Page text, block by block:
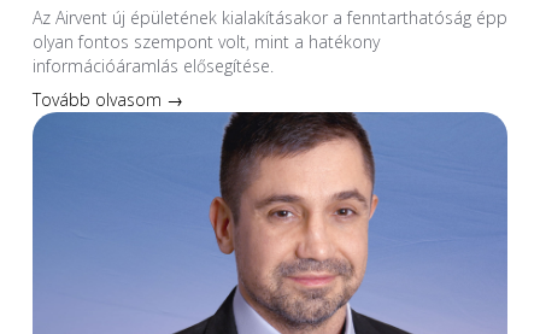
Az Airvent új épületének kialakításakor a fenntarthatóság épp
olyan fontos szempont volt, mint a hatékony
információáramlás elősegítése.
Tovább olvasom →